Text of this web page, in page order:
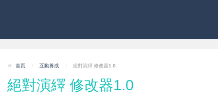
首頁 / 互動養成 / 絕對演繹 修改器1.0
絕對演繹 修改器1.0